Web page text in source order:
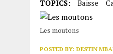
TOPICS: Baisse
Les moutons
POSTED BY: DESTIN